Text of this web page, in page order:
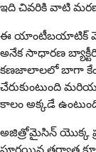
ఇది చివరికి వాటి
ఈ యాంటీబయాటిక్
అనేక సాధారణ
కణజాలాలలో బాగా
చేరుకుంటుంది
కాలం అక్కడే
అజిత్రోమైసిన్ యొక్క
పూర్తయిన తర్వాత